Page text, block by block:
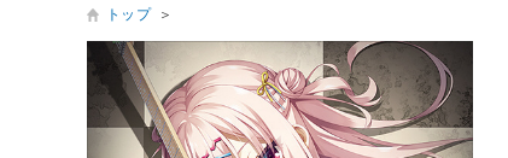
トップ ＞